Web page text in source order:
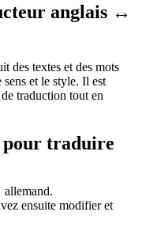
anglais ↔
des textes et des mots
et le style. Il est
traduction tout en
pour traduire
ensuite modifier et